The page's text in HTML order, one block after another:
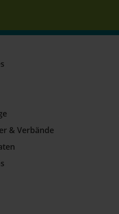
& Verbände